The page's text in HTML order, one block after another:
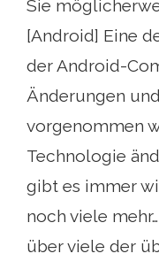
Sie
[Android] Eine
der Android-
Änderungen
vorgenommen
Technologie
gibt es immer
noch viele
über viele der